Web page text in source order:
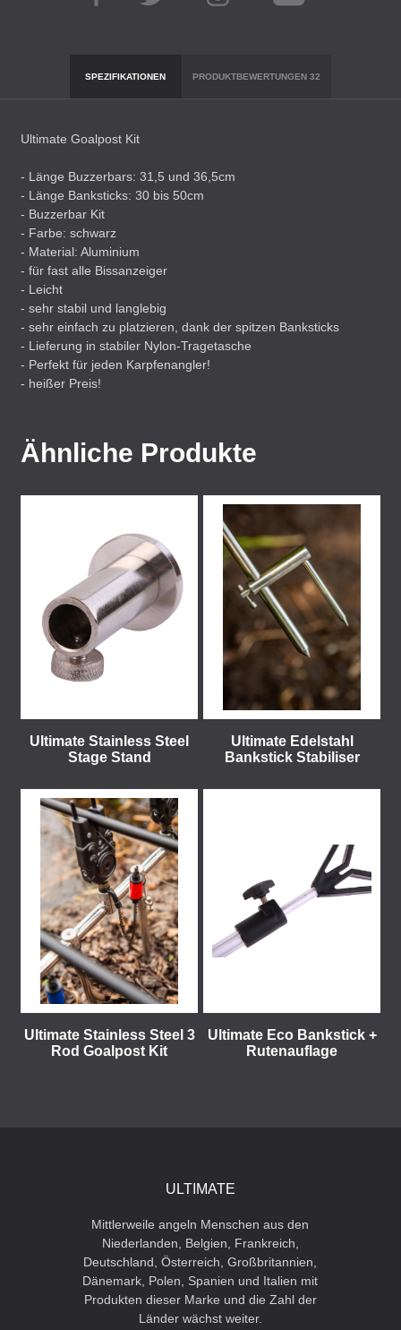
SPEZIFIKATIONEN PRODUKTBEWERTUNGEN32
Ultimate Goalpost Kit
- Länge Buzzerbars: 31,5 und 36,5cm
- Länge Banksticks: 30 bis 50cm
- Buzzerbar Kit
- Farbe: schwarz
- Material: Aluminium
- für fast alle Bissanzeiger
- Leicht
- sehr stabil und langlebig
- sehr einfach zu platzieren, dank der spitzen Banksticks
- Lieferung in stabiler Nylon-Tragetasche
- Perfekt für jeden Karpfenangler!
- heißer Preis!
Ähnliche Produkte
Ultimate Stainless Steel
Stage Stand
Ultimate Edelstahl
Bankstick Stabiliser
Ultimate Stainless Steel 3
Rod Goalpost Kit
Ultimate Eco Bankstick +
Rutenauflage
ULTIMATE
Mittlerweile angeln Menschen aus den
Niederlanden, Belgien, Frankreich,
Deutschland, Österreich, Großbritannien,
Dänemark, Polen, Spanien und Italien mit
Produkten dieser Marke und die Zahl der
Länder wächst weiter.